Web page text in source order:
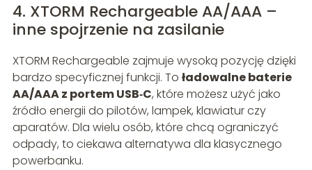
4. XTORM Rechargeable AA/AAA –
inne spojrzenie na zasilanie
XTORM Rechargeable zajmuje wysoką pozycję dzięki
bardzo specyficznej funkcji. To ładowalne baterie
AA/AAA z portem USB‑C, które możesz użyć jako
źródło energii do pilotów, lampek, klawiatur czy
aparatów. Dla wielu osób, które chcą ograniczyć
odpady, to ciekawa alternatywa dla klasycznego
powerbanku.